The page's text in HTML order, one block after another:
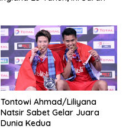
Tontowi Ahmad/Liliyana
Natsir Sabet Gelar Juara
Dunia Kedua